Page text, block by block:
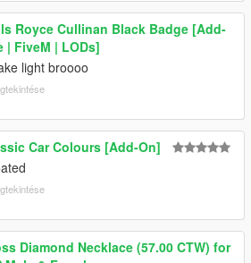
Royce Cullinan Black Badge [Add-
| FiveM | LODs]
light broooo
Car Colours [Add-On]
Diamond Necklace (57.00 CTW) for